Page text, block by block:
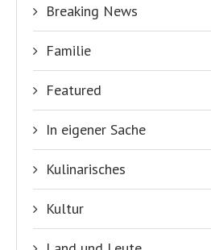
Breaking News
Familie
Featured
In eigener Sache
Kulinarisches
Kultur